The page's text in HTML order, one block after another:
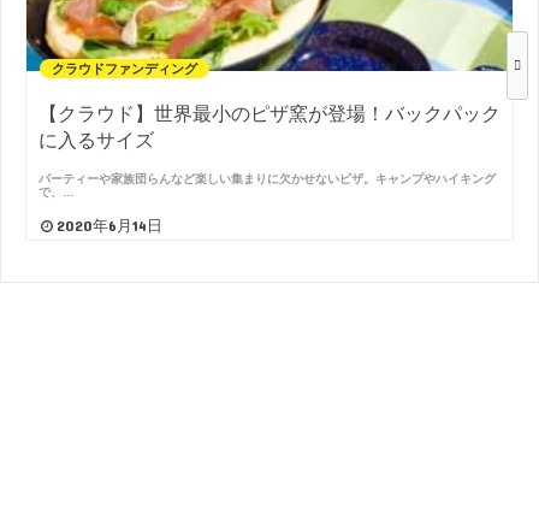
クラウドファンディング
【クラウド】世界最小のピザ窯が登場！バックパック
に入るサイズ
パーティーや家族団らんなど楽しい集まりに欠かせないピザ。キャンプやハイキング
で、…
2020年6月14日